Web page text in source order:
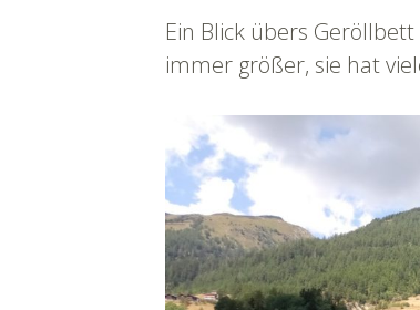
Ein Blick übers
immer größer, sie hat